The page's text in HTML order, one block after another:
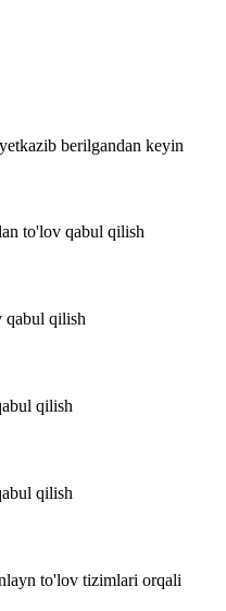
berilgandan keyin
to'lov qabul qilish
qabul qilish
qilish
qilish
to'lov tizimlari orqali